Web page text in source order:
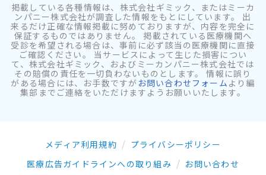
掲載している各種情報は、株式会社ギミック、またはミーカ
ンパニー株式会社が調査した情報をもとにしています。 出
来るだけ正確な情報掲載に努めておりますが、内容を完全に
保証するものではありません。 掲載されている医療機関へ
受診を希望される場合は、事前に必ず該当の医療機関に直接
ご確認ください。 当サービスによって生じた損害につい
て、株式会社ギミック、およびミーカンパニー株式会社では
その賠償の責任を一切負わないものとします。 情報に誤り
がある場合には、お手数ですが お問い合わせフォーム より編
集部までご連絡をいただけますようお願いいたします。
メディア利用規約
プライバシーポリシー
医療広告ガイドラインへの取り組み
お問い合わせ